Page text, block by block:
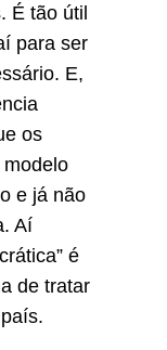
É tão útil
para ser
E,
os
e já não
Aí
é
de tratar